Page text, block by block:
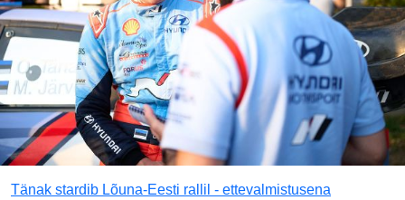
Tänak stardib Lõuna-Eesti rallil - ettevalmistusena